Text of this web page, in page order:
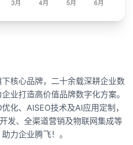
核心品牌，二十余载深耕企业数
业打造高价值品牌数字化方案。
化、AISEO技术及AI应用定制，
发、全渠道营销及物联网集成等
力企业腾飞！。